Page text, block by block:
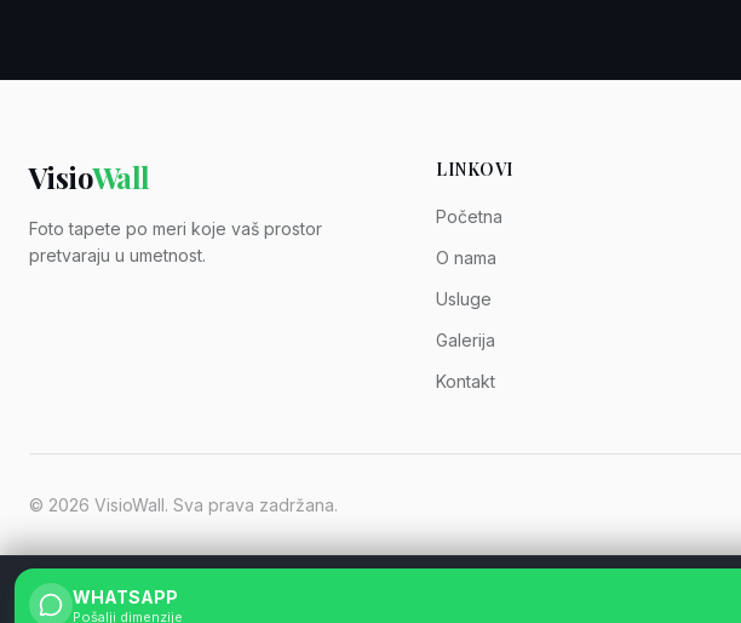
VisioWall
Foto tapete po meri koje vaš prostor
pretvaraju u umetnost.
LINKOVI
Početna
O nama
Usluge
Galerija
Kontakt
© 2026 VisioWall. Sva prava zadržana.
WHATSAPP
Pošalji dimenzije